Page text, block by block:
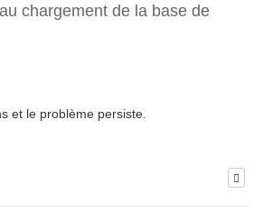
chargement de la base de
et le problème persiste.